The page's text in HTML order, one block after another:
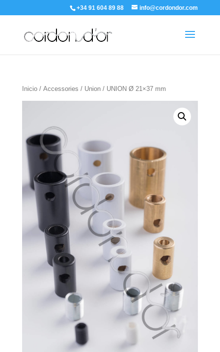
+34 91 604 89 88 info@cordondor.com
Inicio/ Accessories / Union/ UNION Ø 21×37 mm